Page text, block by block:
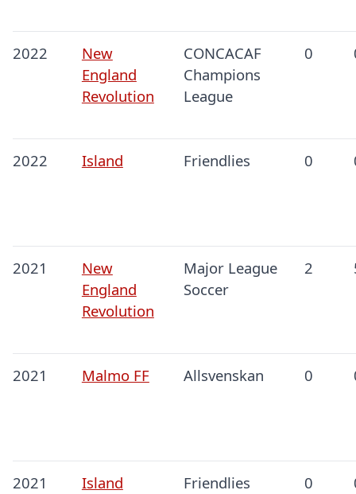
2022
New
England
Revolution
CONCACAF
Champions
League
0
2022 Island Friendlies 0
2021
New
England
Revolution
Major League
Soccer
2
2021 Malmo FF Allsvenskan 0
2021 Island Friendlies 0